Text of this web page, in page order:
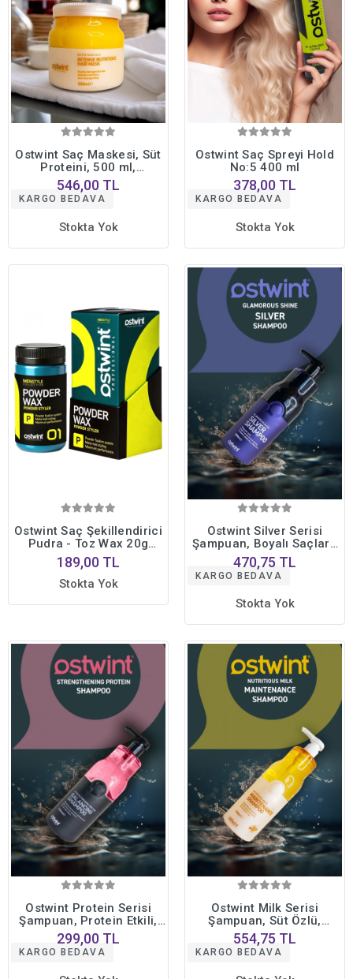
Ostwint Saç Maskesi, Süt
Proteini, 500 ml,
Besleyici, Yoğun
Nemlendirme, Onarıcı,
Parlaklık
546,00 TL
KARGO BEDAVA
Stokta Yok
Ostwint Saç Spreyi Hold
No:5 400 ml
378,00 TL
KARGO BEDAVA
Stokta Yok
Ostwint Saç Şekillendirici
Pudra - Toz Wax 20g
Güçlü Tutuculuk, Mat
Bitiriş, Hacim ve Doku,
Yeşil
189,00 TL
Stokta Yok
Ostwint Silver Serisi
Şampuan, Boyalı Saçlara
Özel, Güçlendirici,
Onarıcı, Yenileyici,
1000ml.
470,75 TL
KARGO BEDAVA
Stokta Yok
Ostwint Protein Serisi
Şampuan, Protein Etkili,
Güçlendirici, Onarıcı,
Yenileyici, 1000 ml
299,00 TL
KARGO BEDAVA
Ostwint Milk Serisi
Şampuan, Süt Özlü,
Güçlendirici, Onarıcı,
Yenileyici, 1000 ml
554,75 TL
KARGO BEDAVA